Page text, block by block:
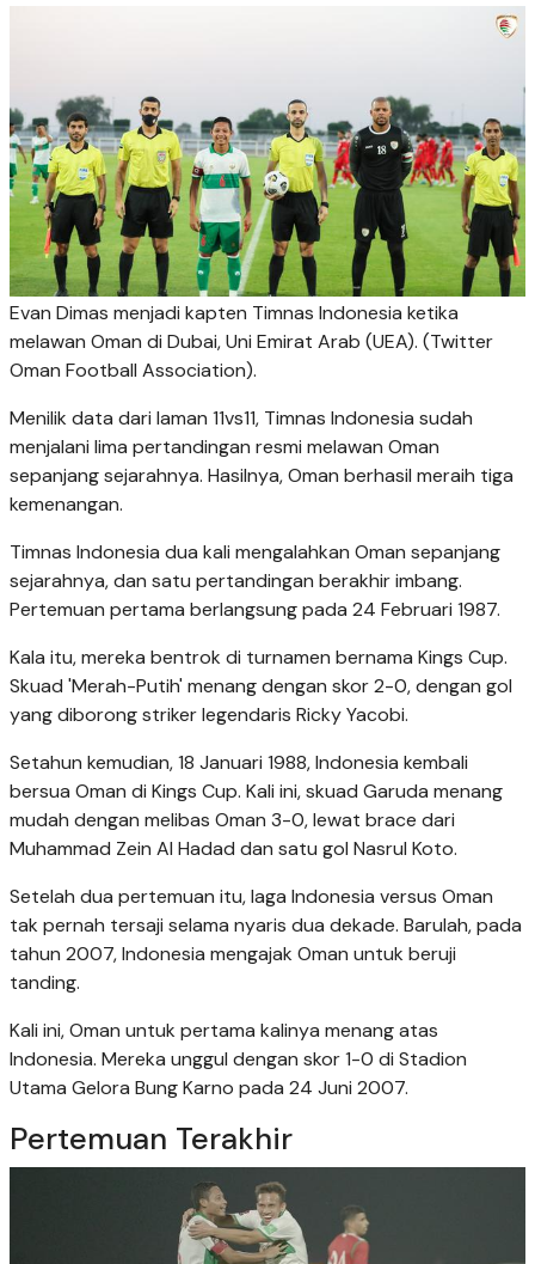
Evan Dimas menjadi kapten Timnas Indonesia ketika
melawan Oman di Dubai, Uni Emirat Arab (UEA). (Twitter
Oman Football Association).
Menilik data dari laman 11vs11, Timnas Indonesia sudah
menjalani lima pertandingan resmi melawan Oman
sepanjang sejarahnya. Hasilnya, Oman berhasil meraih tiga
kemenangan.
Timnas Indonesia dua kali mengalahkan Oman sepanjang
sejarahnya, dan satu pertandingan berakhir imbang.
Pertemuan pertama berlangsung pada 24 Februari 1987.
Kala itu, mereka bentrok di turnamen bernama Kings Cup.
Skuad 'Merah-Putih' menang dengan skor 2-0, dengan gol
yang diborong striker legendaris Ricky Yacobi.
Setahun kemudian, 18 Januari 1988, Indonesia kembali
bersua Oman di Kings Cup. Kali ini, skuad Garuda menang
mudah dengan melibas Oman 3-0, lewat brace dari
Muhammad Zein Al Hadad dan satu gol Nasrul Koto.
Setelah dua pertemuan itu, laga Indonesia versus Oman
tak pernah tersaji selama nyaris dua dekade. Barulah, pada
tahun 2007, Indonesia mengajak Oman untuk beruji
tanding.
Kali ini, Oman untuk pertama kalinya menang atas
Indonesia. Mereka unggul dengan skor 1-0 di Stadion
Utama Gelora Bung Karno pada 24 Juni 2007.
Pertemuan Terakhir